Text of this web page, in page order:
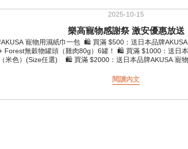
2025-10-15
樂高寵物感謝祭 激安優惠放送
寵物用濕紙巾一包 🛍 買滿 $500：送日本品牌
寵物用濕紙巾一包 +MyHoney 凍乾雞肉粒桶裝 50g + Forest無穀物罐
色）(Size任選) 🛍 買滿 $2000：送日本品牌AKUSA 寵
15-23：凍乾雞肉粒 210g 買二送一 📅 10月24-31：凍乾
📆優惠日期：
品安心又放心。 秋天嚟喇，毛孩有機會出現換毛狀況，擔
閱讀內文